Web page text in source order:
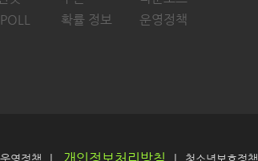
확률 정보
운영정책
| 개인정보처리방침 |